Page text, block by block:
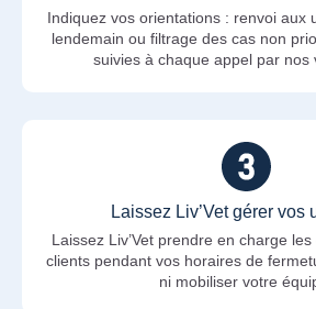
Indiquez vos orientations : renvoi aux
lendemain ou filtrage des cas non
suivies à chaque appel par nos
Laissez Liv’Vet gérer vos
Laissez Liv’Vet prendre en charge
clients pendant vos horaires de
ni mobiliser votre